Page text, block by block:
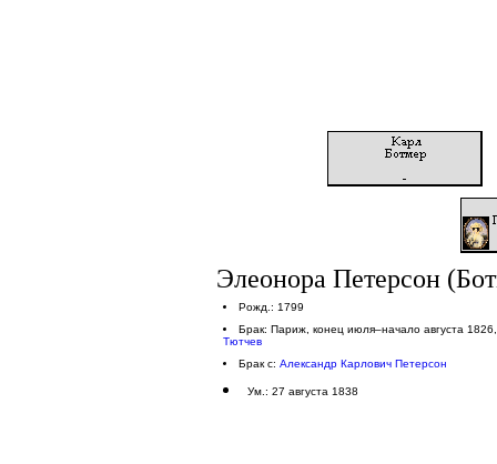
Элеонора Петерсон
Рожд.: 1799
Брак: Париж, конец июля–начало августа
Тютчев
Брак с: Александр Карлович Петерсон
Ум.: 27 августа 1838